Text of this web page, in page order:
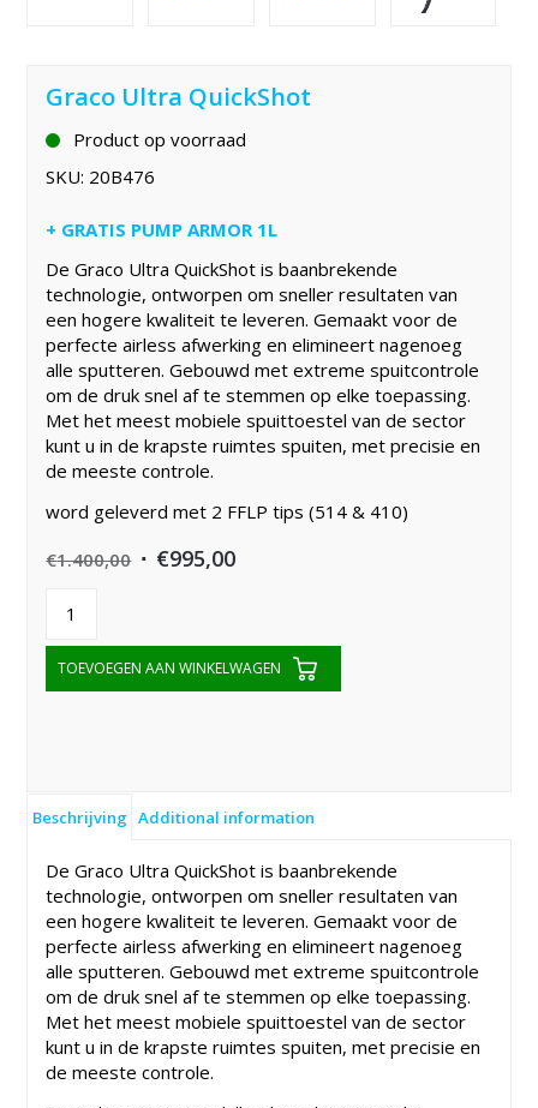
Graco Ultra QuickShot
Product op voorraad
SKU: 20B476
+ GRATIS PUMP ARMOR 1L
De Graco Ultra QuickShot is baanbrekende
technologie, ontworpen om sneller resultaten van
een hogere kwaliteit te leveren. Gemaakt voor de
perfecte airless afwerking en elimineert nagenoeg
alle sputteren. Gebouwd met extreme spuitcontrole
om de druk snel af te stemmen op elke toepassing.
Met het meest mobiele spuittoestel van de sector
kunt u in de krapste ruimtes spuiten, met precisie en
de meeste controle.
word geleverd met 2 FFLP tips (514 & 410)
€1.400,00 Original
€1.400,00.
€995,00Current
€995,00.
TOEVOEGEN AAN WINKELWAGEN
Beschrijving Additional information
De Graco Ultra QuickShot is baanbrekende
technologie, ontworpen om sneller resultaten van
een hogere kwaliteit te leveren. Gemaakt voor de
perfecte airless afwerking en elimineert nagenoeg
alle sputteren. Gebouwd met extreme spuitcontrole
om de druk snel af te stemmen op elke toepassing.
Met het meest mobiele spuittoestel van de sector
kunt u in de krapste ruimtes spuiten, met precisie en
de meeste controle.